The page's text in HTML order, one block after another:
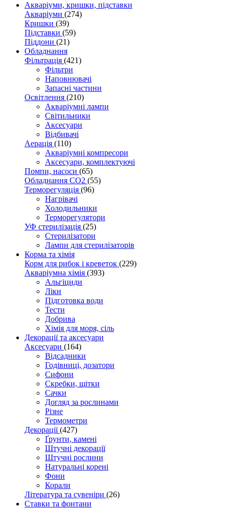
Акваріуми, кришки, підставки
Акваріуми (274)
Кришки (39)
Підставки (59)
Піддони (21)
Обладнання
Фільтрація (421)
Фільтри
Наповнювачі
Запасні частини
Освітлення (210)
Акваріумні лампи
Світильники
Аксесуари
Відбивачі
Аерація (110)
Акваріумні компресори
Аксесуари, комплектуючі
Помпи, насоси (65)
Обладнання CO2 (55)
Терморегуляція (96)
Нагрівачі
Холодильники
Терморегулятори
УФ стерилізація (25)
Стерилізатори
Лампи для стерилізаторів
Корма та хімія
Корм для рибок і креветок (229)
Акваріумна хімія (393)
Альгіциди
Ліки
Підготовка води
Тести
Добрива
Хімія для моря, сіль
Декорації та аксесуари
Аксесуари (164)
Відсадники
Годівниці, дозатори
Сифони
Скребки, щітки
Сачки
Догляд за рослинами
Різне
Термометри
Декорації(427)
Ґрунти, камені
Штучні декорації
Штучні рослини
Натуральні корені
Фони
Корали
Література та сувеніри (26)
Ставки та фонтани